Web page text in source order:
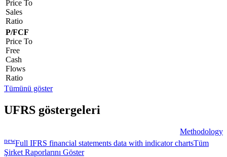
Price To
Sales
Ratio
P/FCF
Price To
Free
Cash
Flows
Ratio
Tümünü göster
UFRS göstergeleri
Methodology
newFull IFRS financial statements data with indicator chartsTüm
Şirket Raporlarını Göster